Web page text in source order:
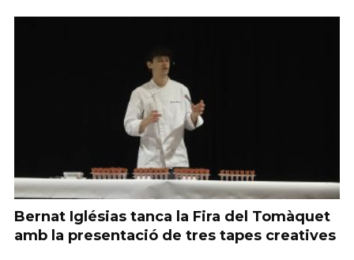
Bernat Iglésias tanca la Fira del Tomàquet
amb la presentació de tres tapes creatives